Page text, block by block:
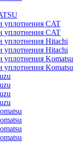
уплотнения CAT
уплотнения CAT
уплотнения Hitachi
уплотнения Hitachi
уплотнения Komatsu
уплотнения Komatsu